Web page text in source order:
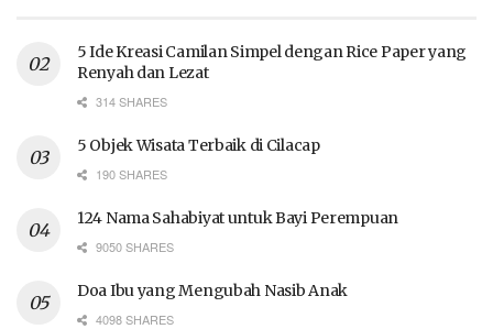
5 Ide Kreasi Camilan Simpel dengan Rice Paper yang
Renyah dan Lezat
314 SHARES
5 Objek Wisata Terbaik di Cilacap
190 SHARES
124 Nama Sahabiyat untuk Bayi Perempuan
9050 SHARES
Doa Ibu yang Mengubah Nasib Anak
4098 SHARES